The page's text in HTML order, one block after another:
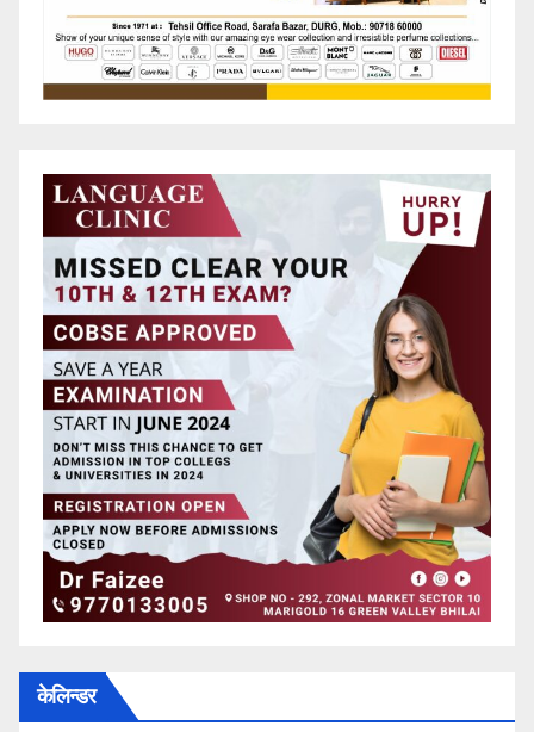
केलिन्डर